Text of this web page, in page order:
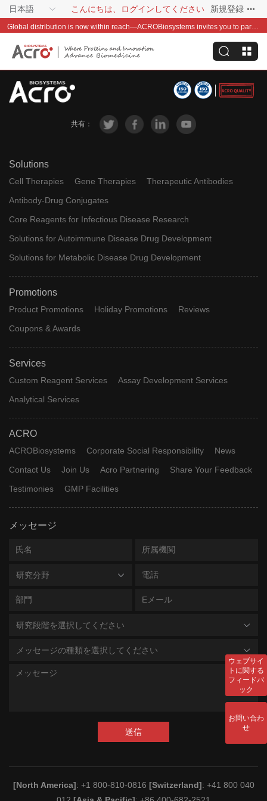
日本語 こんにちは、ログインしてください 新規登録
Global distribution is now within reach—ACROBiosystems invites you to partner with us~
共有：
Solutions
Cell Therapies Gene Therapies
Therapeutic Antibodies
Antibody-Drug Conjugates
Core Reagents for Infectious Disease Research
Solutions for Autoimmune Disease Drug Development
Solutions for Metabolic Disease Drug Development
Promotions
Product Promotions Holiday Promotions
Reviews
Coupons & Awards
Services
Custom Reagent Services
Assay Development Services
Analytical Services
ACRO
ACROBiosystems Corporate Social Responsibility
News
Contact Us
Join Us Acro Partnering
Share Your Feedback
Testimonies
GMP Facilities
メッセージ
研究分野
研究段階を選択してください
メッセージの種類を選択してください
送信
[North America]: +1 800-810-0816 [Switzerland]: +41 800 040
ウェブサイ
トに関する
フィードバ
ック
お問い合わ
せ